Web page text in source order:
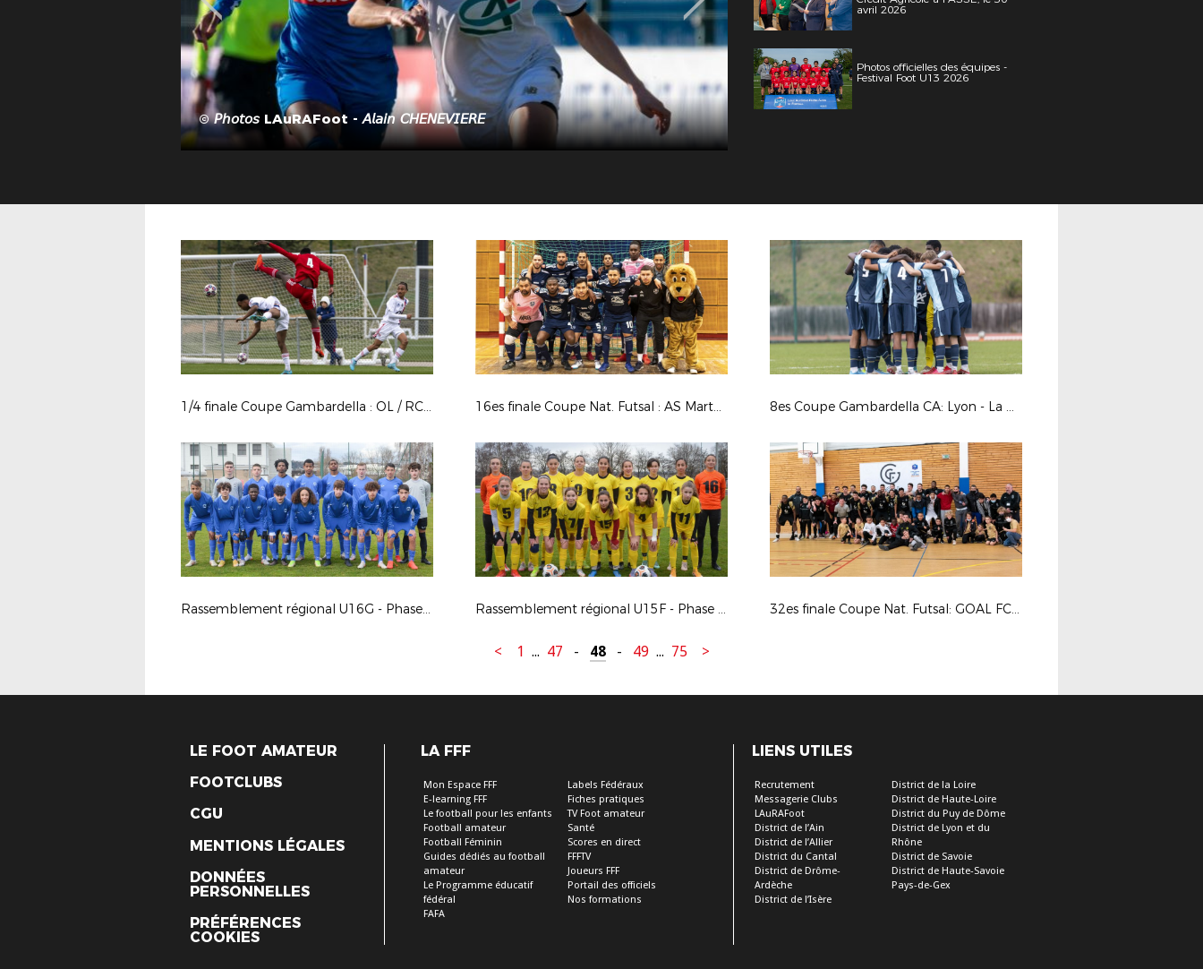
© 𝘗𝘩𝘰𝘵𝘰𝘴 LAuRAFoot - 𝘈𝘭𝘢𝘪𝘯 𝘊𝘏𝘌𝘕𝘌𝘝𝘐𝘌𝘙𝘌
avril 2026
Photos officielles des équipes -
Festival Foot U13 2026
1/4 finale Coupe Gambardella : OL / RCSA 16es finale Coupe Nat. Futsal : AS Martel Caluire / Toulon Elite Futsal © Photos LAuRAFoot- Alain Chenevière 8es Coupe Gambardella CA: Lyon - La Duchère / Le HAC © Photos LAuRAFoot- Alain Chenevière
Rassemblement régional U16G - Phase finale 2022 Rassemblement régional U15F - Phase finale 2022 32es finale Coupe Nat. Futsal: GOAL FC / UJS Toulouse © Photos LAuRAFoot- Alain Chenevière
< 1 ... 47 - 48 - 49 ... 75 >
LE FOOT AMATEUR
FOOTCLUBS
CGU
MENTIONS LÉGALES
DONNÉES
PERSONNELLES
PRÉFÉRENCES
COOKIES
LA FFF
Mon Espace FFF
E-learning FFF
Le football pour les enfants
Football amateur
Football Féminin
Guides dédiés au football
amateur
Le Programme éducatif
fédéral
FAFA
Labels Fédéraux
Fiches pratiques
TV Foot amateur
Santé
Scores en direct
FFFTV
Joueurs FFF
Portail des officiels
Nos formations
LIENS UTILES
Recrutement
Messagerie Clubs
LAuRAFoot
District de l’Ain
District de l’Allier
District du Cantal
District de Drôme-
Ardèche
District de l’Isère
District de la Loire
District de Haute-Loire
District du Puy de Dôme
District de Lyon et du
Rhône
District de Savoie
District de Haute-Savoie
Pays-de-Gex